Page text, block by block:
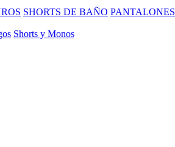
SHORTS DE BAÑO PANTALONES
Shorts y Monos